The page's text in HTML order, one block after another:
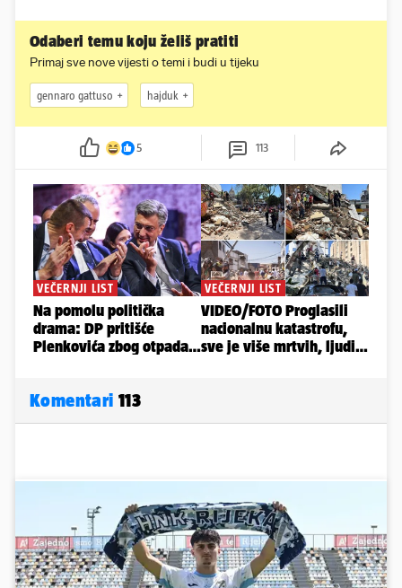
Odaberi temu koju želiš pratiti
Primaj sve nove vijesti o temi i budi u tijeku
gennaro gattuso hajduk
5 113
Komentari 113